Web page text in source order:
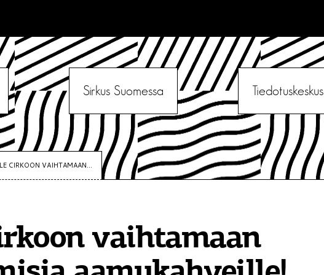
Sirkus Suomessa Tiedotuskeskus
CIRKOON VAIHTAMAAN...
vaihtamaan